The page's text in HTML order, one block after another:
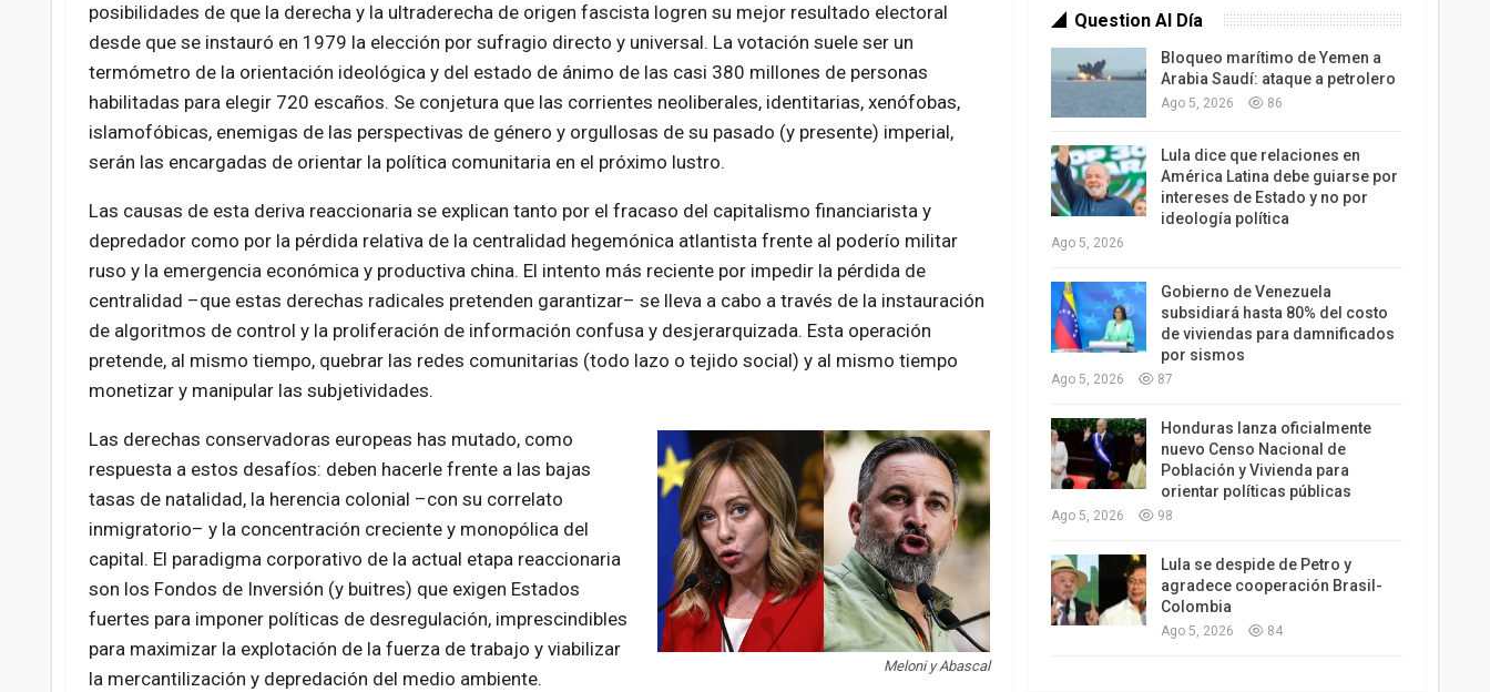
posibilidades de que la derecha y la ultraderecha de origen fascista logren su mejor resultado electoral
desde que se instauró en 1979 la elección por sufragio directo y universal. La votación suele ser un
termómetro de la orientación ideológica y del estado de ánimo de las casi 380 millones de personas
habilitadas para elegir 720 escaños. Se conjetura que las corrientes neoliberales, identitarias, xenófobas,
islamofóbicas, enemigas de las perspectivas de género y orgullosas de su pasado (y presente) imperial,
serán las encargadas de orientar la política comunitaria en el próximo lustro.
Las causas de esta deriva reaccionaria se explican tanto por el fracaso del capitalismo financiarista y
depredador como por la pérdida relativa de la centralidad hegemónica atlantista frente al poderío militar
ruso y la emergencia económica y productiva china. El intento más reciente por impedir la pérdida de
centralidad –que estas derechas radicales pretenden garantizar– se lleva a cabo a través de la instauración
de algoritmos de control y la proliferación de información confusa y desjerarquizada. Esta operación
pretende, al mismo tiempo, quebrar las redes comunitarias (todo lazo o tejido social) y al mismo tiempo
monetizar y manipular las subjetividades.
Meloni y Abascal
Las derechas conservadoras europeas has mutado, como
respuesta a estos desafíos: deben hacerle frente a las bajas
tasas de natalidad, la herencia colonial –con su correlato
inmigratorio– y la concentración creciente y monopólica del
capital. El paradigma corporativo de la actual etapa reaccionaria
son los Fondos de Inversión (y buitres) que exigen Estados
fuertes para imponer políticas de desregulación, imprescindibles
para maximizar la explotación de la fuerza de trabajo y viabilizar
la mercantilización y depredación del medio ambiente.
Question Al Día
Bloqueo marítimo de Yemen a
Arabia Saudí: ataque a petrolero
Ago 5, 2026 86
Lula dice que relaciones en
América Latina debe guiarse por
intereses de Estado y no por
ideología política
Ago 5, 2026
Gobierno de Venezuela
subsidiará hasta 80% del costo
de viviendas para damnificados
por sismos
Ago 5, 2026 87
Honduras lanza oficialmente
nuevo Censo Nacional de
Población y Vivienda para
orientar políticas públicas
Ago 5, 2026 98
Lula se despide de Petro y
agradece cooperación Brasil-
Colombia
Ago 5, 2026 84